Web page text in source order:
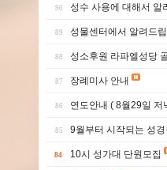
90 성수 사용에 대해서 알
89 성물센터에서 알려드
88 성소후원 라파엘성당
87 장례미사 안내
86 연도안내 ( 8월29일 저
85 9월부터 시작되는 성
84 10시 성가대 단원모집